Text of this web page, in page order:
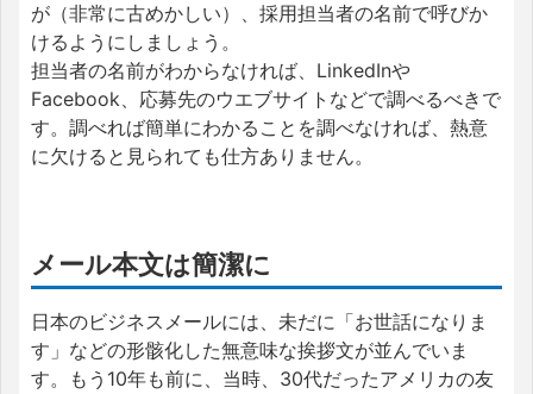
が（非常に古めかしい）、採用担当者の名前で呼びか
けるようにしましょう。
担当者の名前がわからなければ、LinkedInや
Facebook、応募先のウエブサイトなどで調べるべきで
す。調べれば簡単にわかることを調べなければ、熱意
に欠けると見られても仕方ありません。
メール本文は簡潔に
日本のビジネスメールには、未だに「お世話になりま
す」などの形骸化した無意味な挨拶文が並んでいま
す。もう10年も前に、当時、30代だったアメリカの友